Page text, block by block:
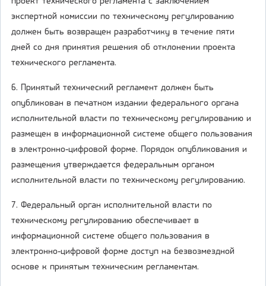
экспертной комиссии по техническому регулированию
должен быть возвращен разработчику в течение пяти
дней со дня принятия решения об отклонении проекта
технического регламента.
6. Принятый технический регламент должен быть
опубликован в печатном издании федерального органа
исполнительной власти по техническому регулированию и
размещен в информационной системе общего пользования
в электронно-цифровой форме. Порядок опубликования и
размещения утверждается федеральным органом
исполнительной власти по техническому регулированию.
7. Федеральный орган исполнительной власти по
техническому регулированию обеспечивает в
информационной системе общего пользования в
электронно-цифровой форме доступ на безвозмездной
основе к принятым техническим регламентам.